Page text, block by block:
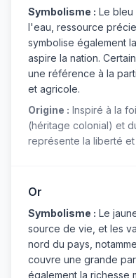
Symbolisme : Le
l'eau, ressource
symbolise également
aspire la nation.
une référence à la
et agricole.
Origine : Inspiré à la
(héritage colonial) et
représente la liberté
Or
Symbolisme : Le
source de vie, et les
nord du pays,
couvre une grande
également la richesse